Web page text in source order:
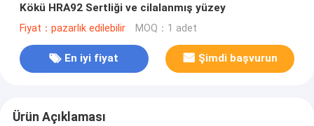
Kökü HRA92 Sertliği ve cilalanmış yüzey
Fiyat：pazarlık edilebilir MOQ：1 adet
En iyi fiyat Şimdi başvurun
Ürün Açıklaması